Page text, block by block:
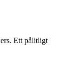
Ett pålitligt